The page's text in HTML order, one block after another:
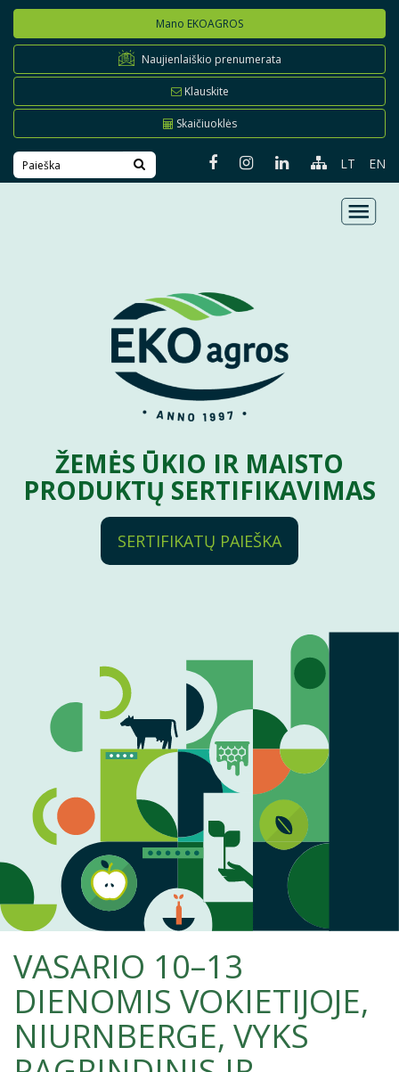
Mano EKOAGROS
Naujienlaiškio prenumerata
Klauskite
Skaičiuoklės
LT EN
ŽEMĖS ŪKIO IR MAISTO
PRODUKTŲ SERTIFIKAVIMAS
SERTIFIKATŲ PAIEŠKA
VASARIO 10–13
DIENOMIS VOKIETIJOJE,
NIURNBERGE, VYKS